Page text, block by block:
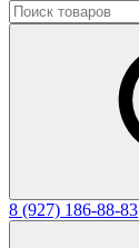
8 (927) 186-88-83